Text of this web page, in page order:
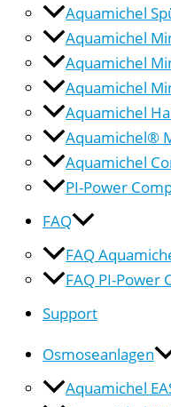
Aquamichel
Aquamichel
Aquamichel
Aquamichel
Aquamichel
Aquamichel®
Aquamichel
PI-Power
FAQ
FAQ
FAQ PI-Power
Support
Osmoseanlagen
Aquamichel